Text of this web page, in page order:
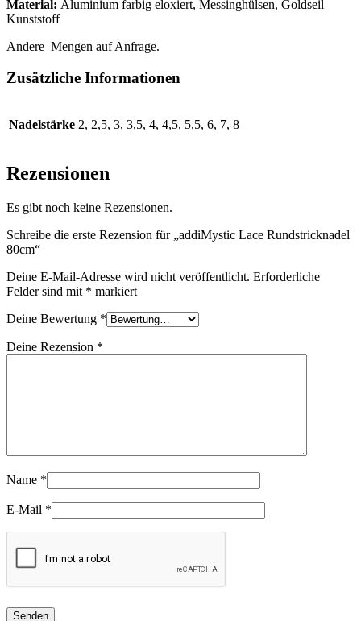
Material: Aluminium farbig eloxiert, Messinghülsen, Goldseil
Kunststoff
Andere Mengen auf Anfrage.
Zusätzliche Informationen
Nadelstärke 2, 2,5, 3, 3,5, 4, 4,5, 5,5, 6, 7, 8
Rezensionen
Es gibt noch keine Rezensionen.
Schreibe die erste Rezension für „addiMystic Lace Rundstricknadel
80cm“
Deine E-Mail-Adresse wird nicht veröffentlicht. Erforderliche
Felder sind mit * markiert
Deine Bewertung *
Deine Rezension *
Name *
E-Mail *